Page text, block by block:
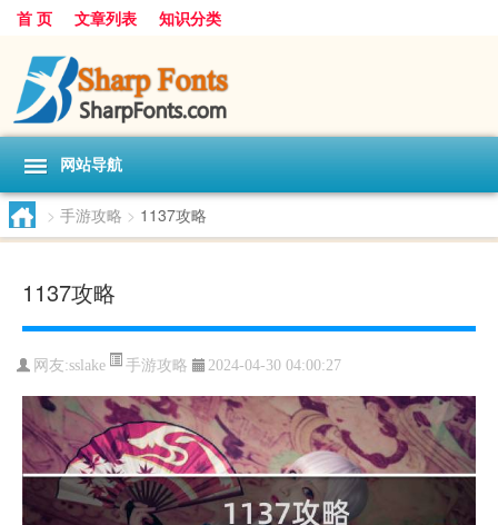
首 页 文章列表 知识分类
网站导航
> 手游攻略 > 1137攻略
1137攻略
网友:sslake 手游攻略 2024-04-30 04:00:27